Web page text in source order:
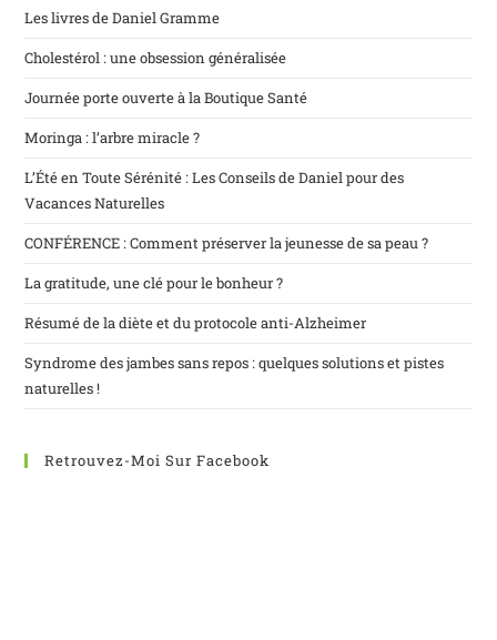
Les livres de Daniel Gramme
Cholestérol : une obsession généralisée
Journée porte ouverte à la Boutique Santé
Moringa : l’arbre miracle ?
L’Été en Toute Sérénité : Les Conseils de Daniel pour des
Vacances Naturelles
CONFÉRENCE : Comment préserver la jeunesse de sa peau ?
La gratitude, une clé pour le bonheur ?
Résumé de la diète et du protocole anti-Alzheimer
Syndrome des jambes sans repos : quelques solutions et pistes
naturelles !
Retrouvez-Moi Sur Facebook